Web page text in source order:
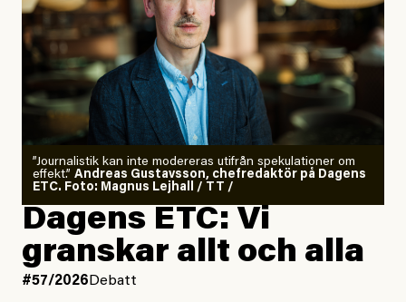
”Journalistik kan inte modereras utifrån spekulationer om
effekt.” Andreas Gustavsson, chefredaktör på Dagens
ETC. Foto: Magnus Lejhall / TT /
Dagens ETC: Vi
granskar allt och alla
#57/2026 Debatt